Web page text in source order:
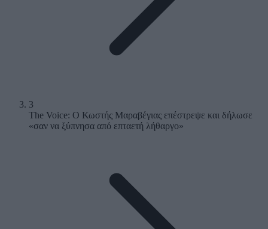
3
The Voice: Ο Κωστής Μαραβέγιας επέστρεψε και δήλωσε
«σαν να ξύπνησα από επταετή λήθαργο»